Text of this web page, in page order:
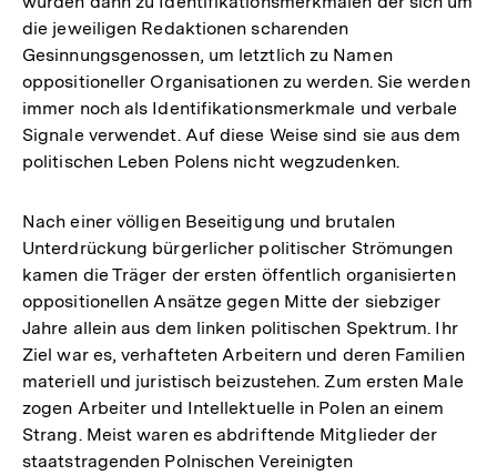
die jeweiligen Redaktionen scharenden
Gesinnungsgenossen, um letztlich zu Namen
oppositioneller Organisationen zu werden. Sie werden
immer noch als Identifikationsmerkmale und verbale
Signale verwendet. Auf diese Weise sind sie aus dem
politischen Leben Polens nicht wegzudenken.
Nach einer völligen Beseitigung und brutalen
Unterdrückung bürgerlicher politischer Strömungen
kamen die Träger der ersten öffentlich organisierten
oppositionellen Ansätze gegen Mitte der siebziger
Jahre allein aus dem linken politischen Spektrum. Ihr
Ziel war es, verhafteten Arbeitern und deren Familien
materiell und juristisch beizustehen. Zum ersten Male
zogen Arbeiter und Intellektuelle in Polen an einem
Strang. Meist waren es abdriftende Mitglieder der
staatstragenden Polnischen Vereinigten